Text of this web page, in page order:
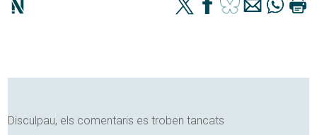
Disculpau, els comentaris es troben tancats